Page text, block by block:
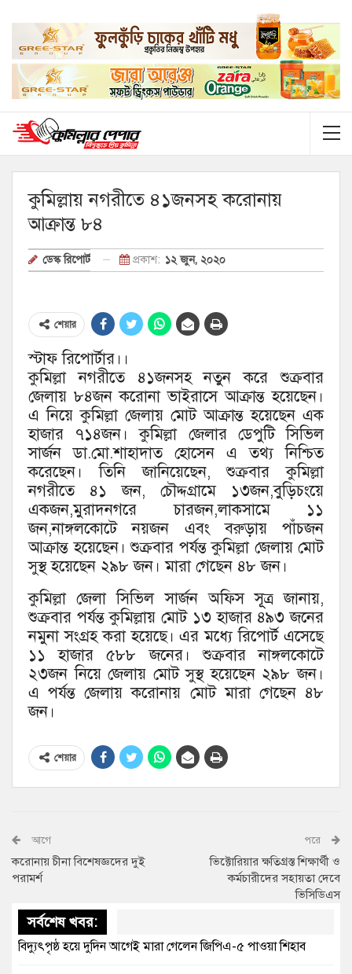
কুমিল্লায় নগরীতে ৪১জনসহ করোনায়
আক্রান্ত ৮৪
ডেস্ক রিপোর্ট প্রকাশ: ১২ জুন, ২০২০
শেয়ার
স্টাফ রিপোর্টার।।
কুমিল্লা নগরীতে ৪১জনসহ নতুন করে শুক্রবার
জেলায় ৮৪জন করোনা ভাইরাসে আক্রান্ত হয়েছেন।
এ নিয়ে কুমিল্লা জেলায় মোট আক্রান্ত হয়েছেন এক
হাজার ৭১৪জন। কুমিল্লা জেলার ডেপুটি সিভিল
সার্জন ডা.মো.শাহাদাত হোসেন এ তথ্য নিশ্চিত
করেছেন। তিনি জানিয়েছেন, শুক্রবার কুমিল্লা
নগরীতে ৪১ জন, চৌদ্দগ্রামে ১৩জন,বুড়িচংয়ে
একজন,মুরাদনগরে চারজন,লাকসামে ১১
জন,নাঙ্গলকোটে নয়জন এবং বরুড়ায় পাঁচজন
আক্রান্ত হয়েছেন। শুক্রবার পর্যন্ত কুমিল্লা জেলায় মোট
সুস্থ হয়েছেন ২৯৮ জন। মারা গেছেন ৪৮ জন।
কুমিল্লা জেলা সিভিল সার্জন অফিস সূূত্র জানায়,
শুক্রবার পর্যন্ত কুমিল্লায় মোট ১৩ হাজার ৪৯৩ জনের
নমুনা সংগ্রহ করা হয়েছে। এর মধ্যে রিপোর্ট এসেছে
১১ হাজার ৫৮৮ জনের। শুক্রবার নাঙ্গলকোটে
২৩জন নিয়ে জেলায় মোট সুস্থ হয়েছেন ২৯৮ জন।
এ পর্যন্ত জেলায় করোনায় মোট মারা গেছেন ৪৮
জন।
শেয়ার
আগে
করোনায় চীনা বিশেষজ্ঞদের দুই
পরামর্শ
পরে
ভিক্টোরিয়ার ক্ষতিগ্রস্ত শিক্ষার্থী ও
কর্মচারীদের সহায়তা দেবে
ভিসিডিএস
সর্বশেষ খবর:
বিদ্যুৎপৃষ্ঠ হয়ে দুদিন আগেই মারা গেলেন জিপিএ-৫ পাওয়া শিহাব